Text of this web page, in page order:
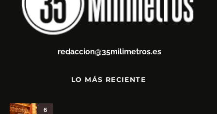
redaccion@35milimetros.es
LO MÁS RECIENTE
6